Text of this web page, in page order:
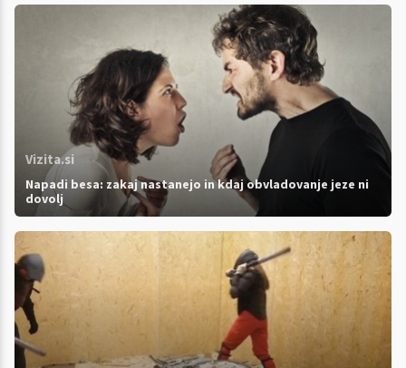
Vizita.si
Napadi besa: zakaj nastanejo in kdaj obvladovanje jeze ni
dovolj